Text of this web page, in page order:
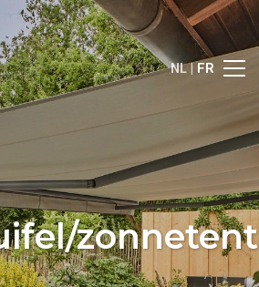
NL | FR
zonnetent